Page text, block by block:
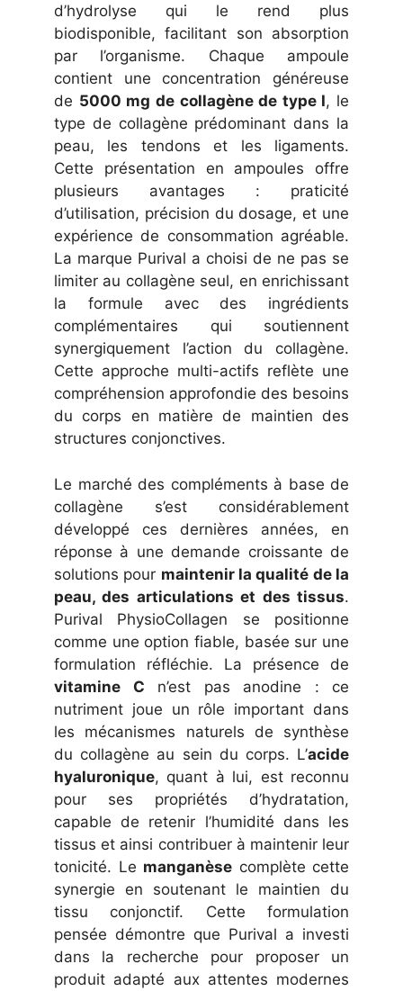
d’hydrolyse qui le rend plus
biodisponible, facilitant son absorption
par l’organisme. Chaque ampoule
contient une concentration généreuse
de 5000 mg de collagène de type I, le
type de collagène prédominant dans la
peau, les tendons et les ligaments.
Cette présentation en ampoules offre
plusieurs avantages : praticité
d’utilisation, précision du dosage, et une
expérience de consommation agréable.
La marque Purival a choisi de ne pas se
limiter au collagène seul, en enrichissant
la formule avec des ingrédients
complémentaires qui soutiennent
synergiquement l’action du collagène.
Cette approche multi-actifs reflète une
compréhension approfondie des besoins
du corps en matière de maintien des
structures conjonctives.
Le marché des compléments à base de
collagène s’est considérablement
développé ces dernières années, en
réponse à une demande croissante de
solutions pour maintenir la qualité de la
peau, des articulations et des tissus.
Purival PhysioCollagen se positionne
comme une option fiable, basée sur une
formulation réfléchie. La présence de
vitamine C n’est pas anodine : ce
nutriment joue un rôle important dans
les mécanismes naturels de synthèse
du collagène au sein du corps. L’acide
hyaluronique, quant à lui, est reconnu
pour ses propriétés d’hydratation,
capable de retenir l’humidité dans les
tissus et ainsi contribuer à maintenir leur
tonicité. Le manganèse complète cette
synergie en soutenant le maintien du
tissu conjonctif. Cette formulation
pensée démontre que Purival a investi
dans la recherche pour proposer un
produit adapté aux attentes modernes